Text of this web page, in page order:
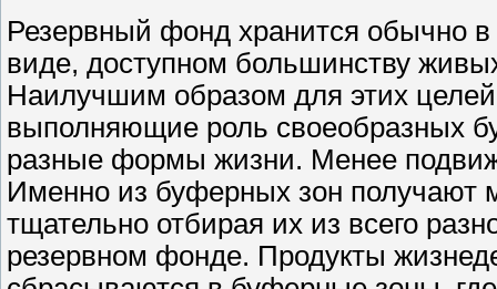
Резервный фонд хранится обычно
виде, доступном большинству
Наилучшим образом для этих
выполняющие роль своеобразных
разные формы жизни. Менее
Именно из буферных зон получают
тщательно отбирая их из всего
резервном фонде. Продукты